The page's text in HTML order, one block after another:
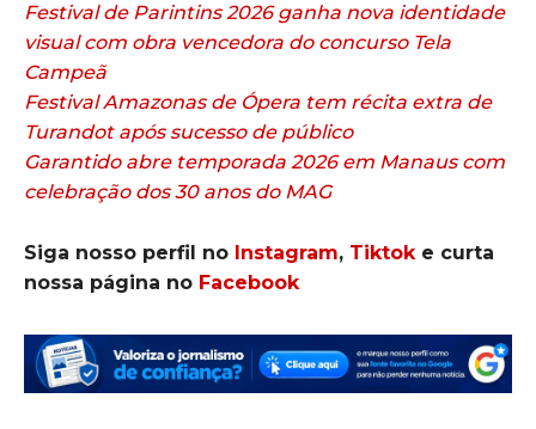
Festival de Parintins 2026 ganha nova identidade
visual com obra vencedora do concurso Tela
Campeã
Festival Amazonas de Ópera tem récita extra de
Turandot após sucesso de público
Garantido abre temporada 2026 em Manaus com
celebração dos 30 anos do MAG
Siga nosso perfil no Instagram, Tiktoke curta
nossa página no Facebook